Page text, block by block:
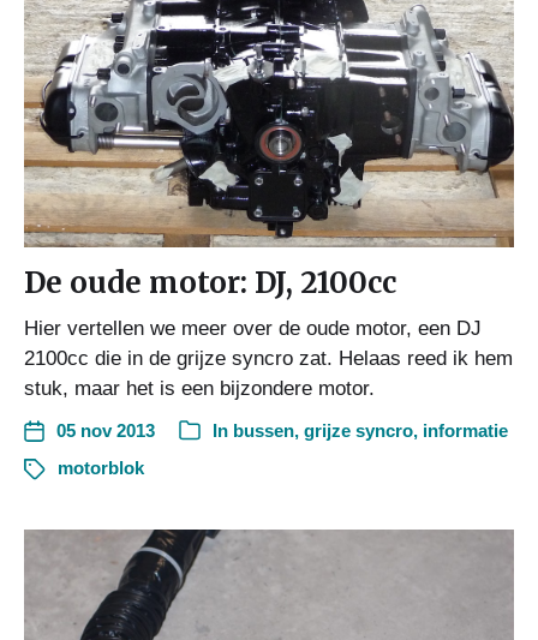
De oude motor: DJ, 2100cc
Hier vertellen we meer over de oude motor, een DJ
2100cc die in de grijze syncro zat. Helaas reed ik hem
stuk, maar het is een bijzondere motor.
05 nov 2013 In bussen, grijze syncro, informatie
motorblok